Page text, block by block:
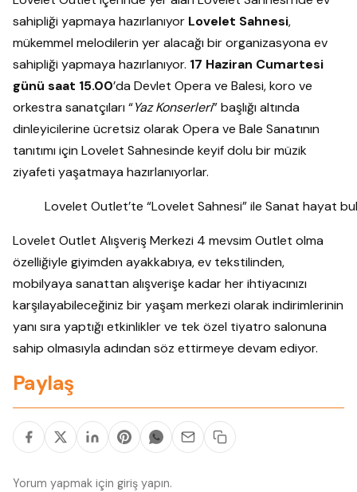
sahipliği yapmaya hazırlanıyor Lovelet Sahnesi,
mükemmel melodilerin yer alacağı bir organizasyona ev
sahipliği yapmaya hazırlanıyor. 17 Haziran Cumartesi
günü saat 15.00’da Devlet Opera ve Balesi, koro ve
orkestra sanatçıları “Yaz Konserleri” başlığı altında
dinleyicilerine ücretsiz olarak Opera ve Bale Sanatının
tanıtımı için Lovelet Sahnesinde keyif dolu bir müzik
ziyafeti yaşatmaya hazırlanıyorlar.
Lovelet Outlet’te “Lovelet Sahnesi” ile Sanat hayat
Lovelet Outlet Alışveriş Merkezi 4 mevsim Outlet olma
özelliğiyle giyimden ayakkabıya, ev tekstilinden,
mobilyaya sanattan alışverişe kadar her ihtiyacınızı
karşılayabileceğiniz bir yaşam merkezi olarak indirimlerinin
yanı sıra yaptığı etkinlikler ve tek özel tiyatro salonuna
sahip olmasıyla adından söz ettirmeye devam ediyor.
Paylaş
Yorum yapmak için giriş yapın.